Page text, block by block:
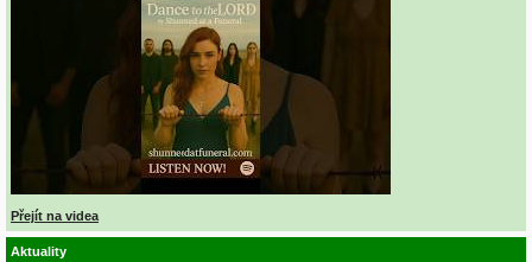
Přejít na videa
Aktuality